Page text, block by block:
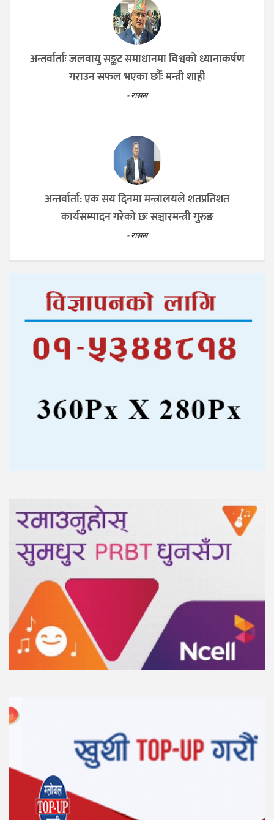
अन्तर्वार्ताः जलवायु सङ्कट समाधानमा विश्वको ध्यानाकर्षण
गराउन सफल भएका छौँः मन्त्री शाही
- रासस
अन्तर्वार्ता: एक सय दिनमा मन्त्रालयले शतप्रतिशत
कार्यसम्पादन गरेको छः सञ्चारमन्त्री गुरुङ
- रासस